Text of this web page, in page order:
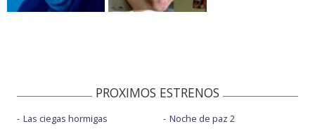
PROXIMOS ESTRENOS
Las ciegas hormigas
Noche de paz 2